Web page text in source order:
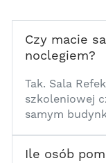
Czy macie
noclegiem?
Tak. Sala
szkoleniowej
samym
Ile osób